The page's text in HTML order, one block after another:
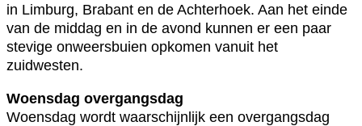
in Limburg, Brabant en de Achterhoek. Aan het einde
van de middag en in de avond kunnen er een paar
stevige onweersbuien opkomen vanuit het
zuidwesten.
Woensdag overgangsdag
Woensdag wordt waarschijnlijk een overgangsdag